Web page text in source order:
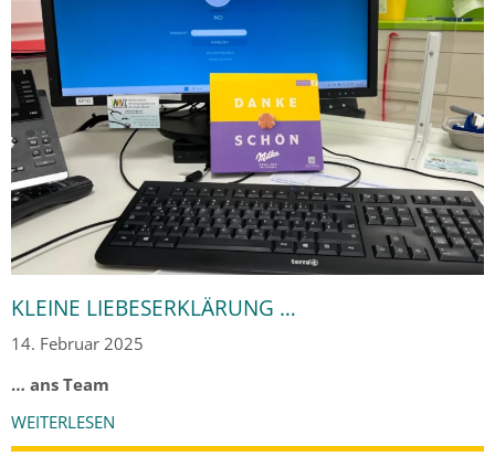
KLEINE LIEBESERKLÄRUNG …
14. Februar 2025
… ans Team
WEITERLESEN